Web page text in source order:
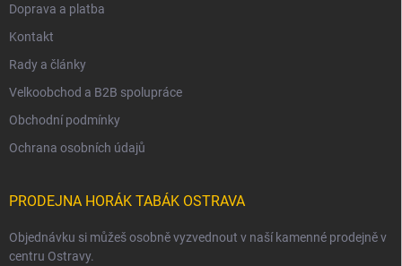
Doprava a platba
Kontakt
Rady a články
Velkoobchod a B2B spolupráce
Obchodní podmínky
Ochrana osobních údajů
PRODEJNA HORÁK TABÁK OSTRAVA
Objednávku si můžeš osobně vyzvednout v naší kamenné prodejně v
centru Ostravy.